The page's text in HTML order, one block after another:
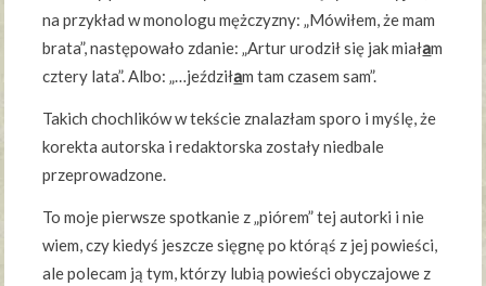
na przykład w monologu mężczyzny: „Mówiłem, że mam
brata”, następowało zdanie: „Artur urodził się jak miałam
cztery lata”. Albo: „…jeździłam tam czasem sam”.
Takich chochlików w tekście znalazłam sporo i myślę, że
korekta autorska i redaktorska zostały niedbale
przeprowadzone.
To moje pierwsze spotkanie z „piórem” tej autorki i nie
wiem, czy kiedyś jeszcze sięgnę po którąś z jej powieści,
ale polecam ją tym, którzy lubią powieści obyczajowe z